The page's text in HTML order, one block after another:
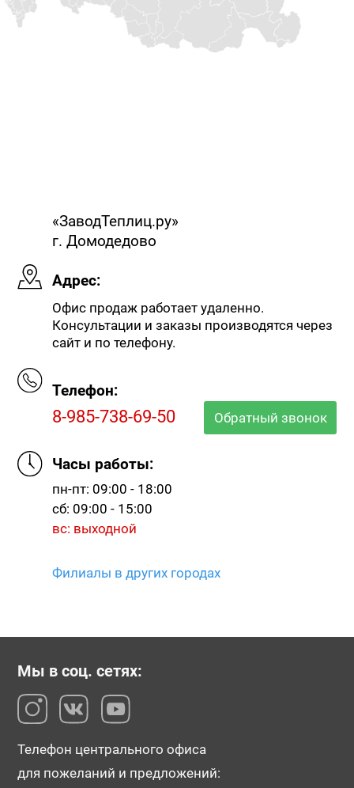
«ЗаводТеплиц.ру»
г. Домодедово
Адрес:
Офис продаж работает удаленно.
Консультации и заказы производятся через
сайт и по телефону.
Телефон:
8-985-738-69-50 Обратный звонок
Часы работы:
пн-пт: 09:00 - 18:00
сб: 09:00 - 15:00
вс: выходной
Филиалы в других городах
Мы в соц. сетях:
Телефон центрального офиса
для пожеланий и предложений: